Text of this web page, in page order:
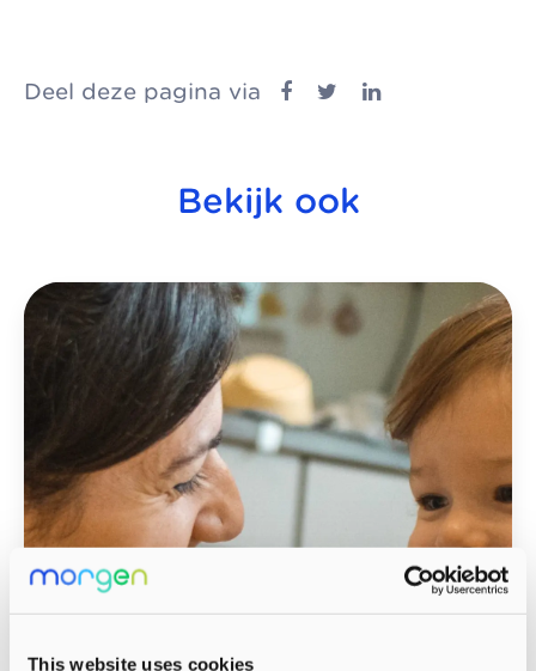
This website uses cookies
Deel deze pagina via
Bekijk ook